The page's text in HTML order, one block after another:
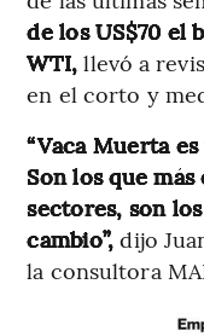
de los US$70 el
WTI, llevó a
en el corto y
“Vaca Muerta
Son los que
sectores, son
cambio”, dijo
la consultora